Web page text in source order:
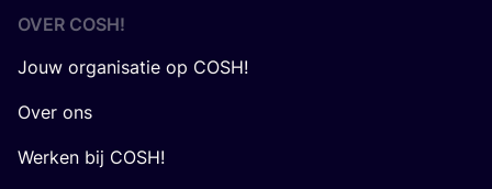
OVER COSH!
Jouw organisatie op COSH!
Over ons
Werken bij COSH!